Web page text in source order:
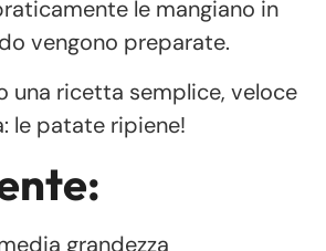
le mangiano in
vengono preparate.
una ricetta semplice, veloce
le patate ripiene!
grandezza